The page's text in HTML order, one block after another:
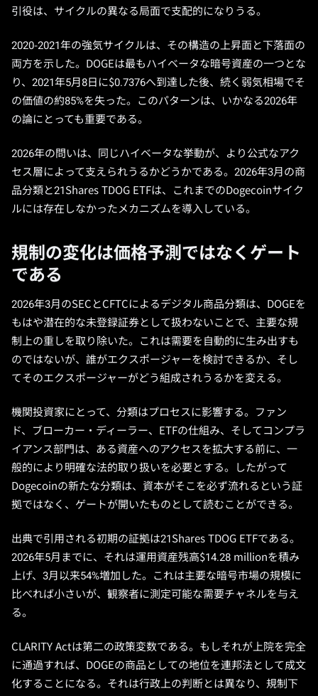
引役は、サイクルの異なる局面で支配的になりうる。
2020-2021年の強気サイクルは、その構造の上昇面と下落面の
両方を示した。DOGEは最もハイベータな暗号資産の一つとな
り、2021年5月8日に$0.7376へ到達した後、続く弱気相場でそ
の価値の約85%を失った。このパターンは、いかなる2026年
の論にとっても重要である。
2026年の問いは、同じハイベータな挙動が、より公式なアク
セス層によって支えられうるかどうかである。2026年3月の商
品分類と21Shares TDOG ETFは、これまでのDogecoinサイク
ルには存在しなかったメカニズムを導入している。
規制の変化は価格予測ではなくゲート
である
2026年3月のSECとCFTCによるデジタル商品分類は、DOGEを
もはや潜在的な未登録証券として扱わないことで、主要な規
制上の重しを取り除いた。これは需要を自動的に生み出すも
のではないが、誰がエクスポージャーを検討できるか、そし
てそのエクスポージャーがどう組成されうるかを変える。
機関投資家にとって、分類はプロセスに影響する。ファン
ド、ブローカー・ディーラー、ETFの仕組み、そしてコンプラ
イアンス部門は、ある資産へのアクセスを拡大する前に、一
般的により明確な法的取り扱いを必要とする。したがって
Dogecoinの新たな分類は、資本がそこを必ず流れるという証
拠ではなく、ゲートが開いたものとして読むことができる。
出典で引用される初期の証拠は21Shares TDOG ETFである。
2026年5月までに、それは運用資産残高$14.28 millionを積み
上げ、3月以来54%増加した。これは主要な暗号市場の規模に
比べれば小さいが、観察者に測定可能な需要チャネルを与え
る。
CLARITY Actは第二の政策変数である。もしそれが上院を完全
に通過すれば、DOGEの商品としての地位を連邦法として成文
化することになる。それは行政上の判断とは異なり、規制下